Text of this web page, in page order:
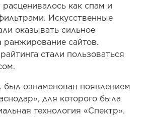
как спам и
Искусственные
оказывать сильное
ранжирование сайтов.
стали пользоваться
был ознаменован появлением
для которого была
технология «Спектр».